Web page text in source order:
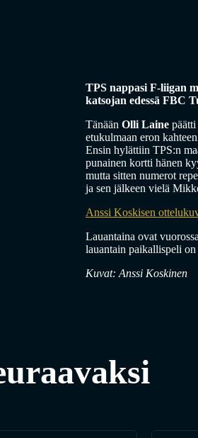
TPS nappasi F-liigan
katsojan edessä FBC
Tänään Olli Laine
etukulmaan eron
Ensin hylättiin TPS:n
punainen kortti hänen
mutta sitten numerot
ja sen jälkeen vielä
Anssi Koskisen
Lauantaina ovat
lauantain paikallispeli on
Kuvat: Anssi Koskinen